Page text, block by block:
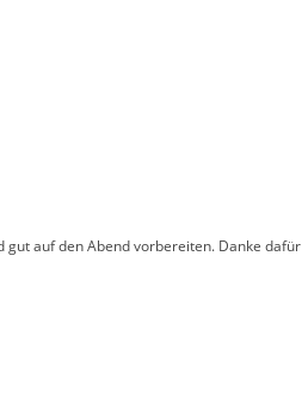
auf den Abend vorbereiten. Danke dafür